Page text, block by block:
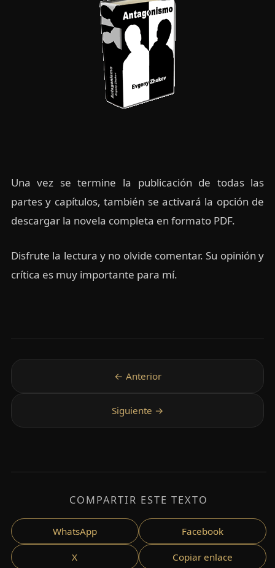
Una vez se termine la publicación de todas las
partes y capítulos, también se activará la opción de
descargar la novela completa en formato PDF.
Disfrute la lectura y no olvide comentar. Su opinión y
crítica es muy importante para mí.
COMPARTIR ESTE TEXTO
WhatsApp Facebook
X Copiar enlace